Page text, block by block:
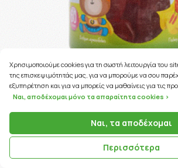
156 Coins
Intermed Vitafix Multi & Probio Gummies
Χρησιμοποιούμε cookies για τη σωστή λειτουργία του
της επισκεψιμότητάς μας, για να μπορούμε να σου
εξυπηρέτηση και για να μπορείς να μαθαίνεις για τις
Ναι, αποδέχομαι μόνο τα απαραίτητα cookies >
Ναι, τα αποδέχομαι
Περισσότερα